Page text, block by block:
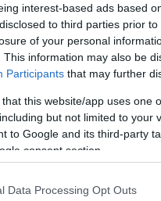
interest-based ads based
to third parties prior
of your personal
This information may also be
Participants that may further
that this website/app uses one
but not limited to your
to Google and its third-party
consent section.
Data Processing Opt Outs
a
sérülés, valamint az
pilóta pedig 2023-
volt a viszonyuk